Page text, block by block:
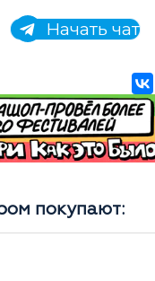
Начать чат
покупают: